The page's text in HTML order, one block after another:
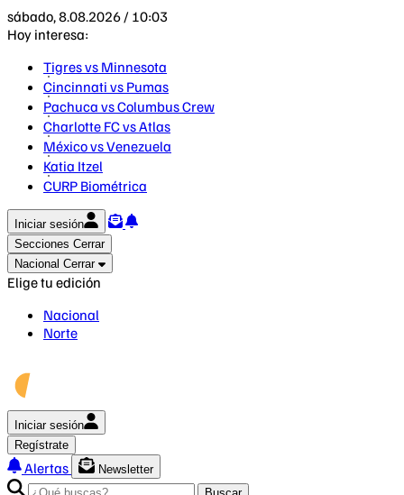
sábado, 8.08.2026 / 10:03
Hoy interesa:
Tigres vs Minnesota
Cincinnati vs Pumas
Pachuca vs Columbus Crew
Charlotte FC vs Atlas
México vs Venezuela
Katia Itzel
CURP Biométrica
Iniciar sesión
Secciones Cerrar
Nacional Cerrar
Elige tu edición
Nacional
Norte
Iniciar sesión
Regístrate
Alertas
Newsletter